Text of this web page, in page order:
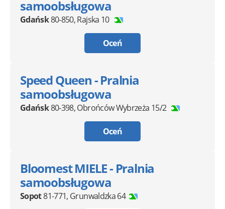
samoobsługowa
Gdańsk80-850,Rajska 10
Oceń
Speed Queen - Pralnia
samoobsługowa
Gdańsk80-398,Obrońców Wybrzeża 15/2
Oceń
Bloomest MIELE - Pralnia
samoobsługowa
Sopot81-771, Grunwaldzka 64